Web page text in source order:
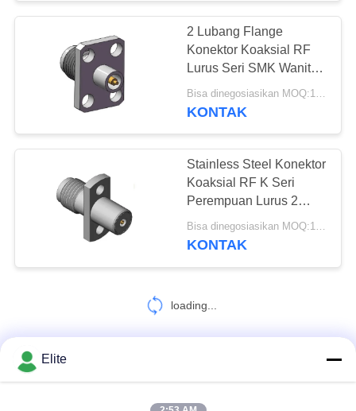
2 Lubang Flange
Konektor Koaksial RF
Lurus Seri SMK Wanita
2.92mm
Bisa dinegosiasikan MOQ:10 pcs
KONTAK
Stainless Steel Konektor
Koaksial RF K Seri
Perempuan Lurus 2
Lubang Flange 2.92mm
Bisa dinegosiasikan MOQ:10 pcs
KONTAK
loading...
Elite